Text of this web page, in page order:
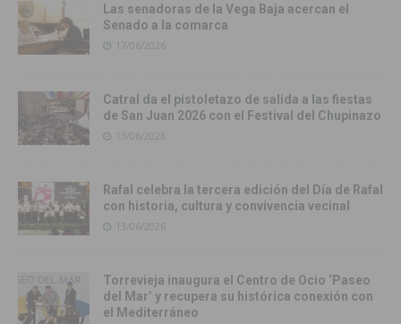
Las senadoras de la Vega Baja acercan el
Senado a la comarca
17/06/2026
Catral da el pistoletazo de salida a las fiestas
de San Juan 2026 con el Festival del Chupinazo
13/06/2026
Rafal celebra la tercera edición del Día de Rafal
con historia, cultura y convivencia vecinal
13/06/2026
Torrevieja inaugura el Centro de Ocio ‘Paseo
del Mar’ y recupera su histórica conexión con
el Mediterráneo